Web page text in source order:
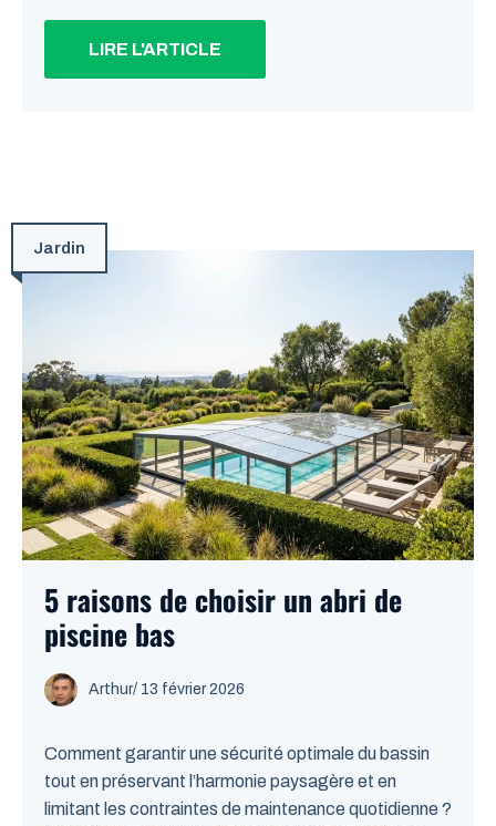
LIRE L'ARTICLE
Jardin
5 raisons de choisir un abri de
piscine bas
Arthur/ 13 février 2026
Comment garantir une sécurité optimale du bassin
tout en préservant l’harmonie paysagère et en
limitant les contraintes de maintenance quotidienne ?